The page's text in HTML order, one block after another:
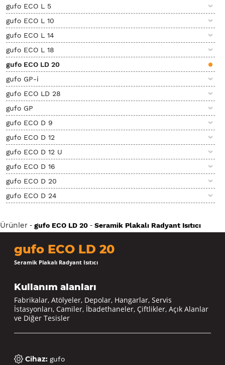
gufo ECO L 5
gufo ECO L 10
gufo ECO L 14
gufo ECO L 18
gufo ECO LD 20
gufo GP-i
gufo ECO LD 28
gufo GP
gufo ECO D 9
gufo ECO D 12
gufo ECO D 12 U
gufo ECO D 16
gufo ECO D 20
gufo ECO D 24
Ürünler - gufo ECO LD 20 - Seramik Plakalı Radyant Isıtıcı
gufo ECO LD 20
Seramik Plakalı Radyant Isıtıcı
Kullanım alanları
Fabrikalar, Atölyeler, Depolar, Hangarlar, Servis
İstasyonları, Camiler, İbadethaneler, Çiftlikler, Açık Alanlar
ve Diğer Tesisler
Cihaz: gufo